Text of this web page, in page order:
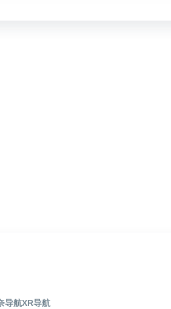
导航XR导航